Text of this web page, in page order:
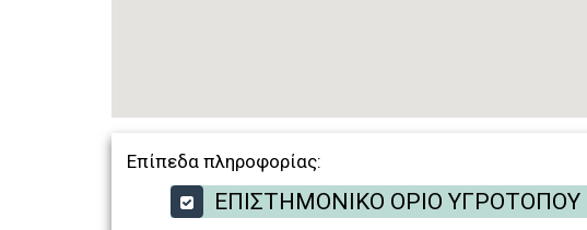
Επίπεδα πληροφορίας:
ΕΠΙΣΤΗΜΟΝΙΚΟ ΟΡΙΟ ΥΓΡΟΤΟΠΟΥ